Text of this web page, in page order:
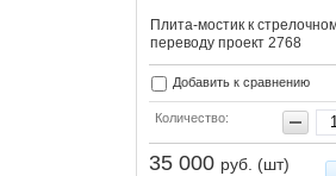
Плита-мостик к
переводу проект 2768
Добавить к сравнению
Количество:
35 000 руб. (шт)